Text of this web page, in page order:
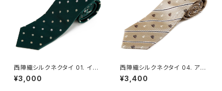
西陣織シルクネクタイ 01. イノ
センス 雪の結晶 小紋柄 - FOR
TUNA Tokyo レンタル
¥3,000
西陣織シルクネクタイ 04. アド
ベンチャー レジメンタルストライ
プ 船・マリン柄 - FORTUNA T
¥3,400